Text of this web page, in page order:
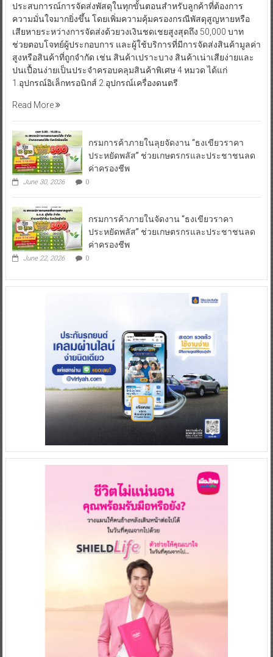
ประสบการณ์การจัดส่งพัสดุในทุกขั้นตอนสำหรับลูกค้าที่ต้องการ
ความมั่นใจมากยิ่งขึ้น โดยเพิ่มความคุ้มครองกรณีพัสดุสูญหายหรือ
เสียหายระหว่างการจัดส่งด้วยวงเงินชดเชยสูงสุดถึง 50,000 บาท
ช่วยตอบโจทย์ผู้ประกอบการ และผู้ใช้บริการที่มีการจัดส่งสินค้ามูลค่า
สูงหรือสินค้าที่ถูกจำกัด เช่น สินค้าเปราะบาง สินค้าเน่าเสียง่ายและ
ปนเปื้อนง่ายเป็นประจำครอบคลุมสินค้าพิเศษ 4 หมวด ได้แก่
1.อุปกรณ์อิเล็กทรอนิกส์ 2.อุปกรณ์เครื่องดนตรี
Read More
กรมการค้าภายในลุยจัดงาน “ธงเขียวราคา
ประหยัดพลัส” ช่วยเกษตรกรและประชาชนลด
ค่าครองชีพ
June 30, 2026 0
กรมการค้าภายในจัดงาน “ธงเขียวราคา
ประหยัดพลัส” ช่วยเกษตรกรและประชาชนลด
ค่าครองชีพ
June 22, 2026 0